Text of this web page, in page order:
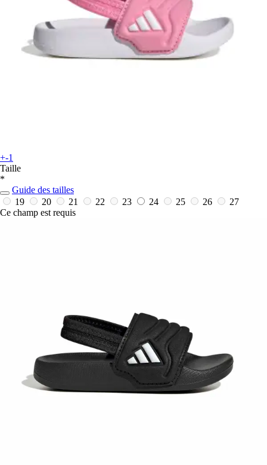
+-1
Taille
*
Guide des tailles
19
20 21 22 23 24 25 26
27
Ce champ est requis